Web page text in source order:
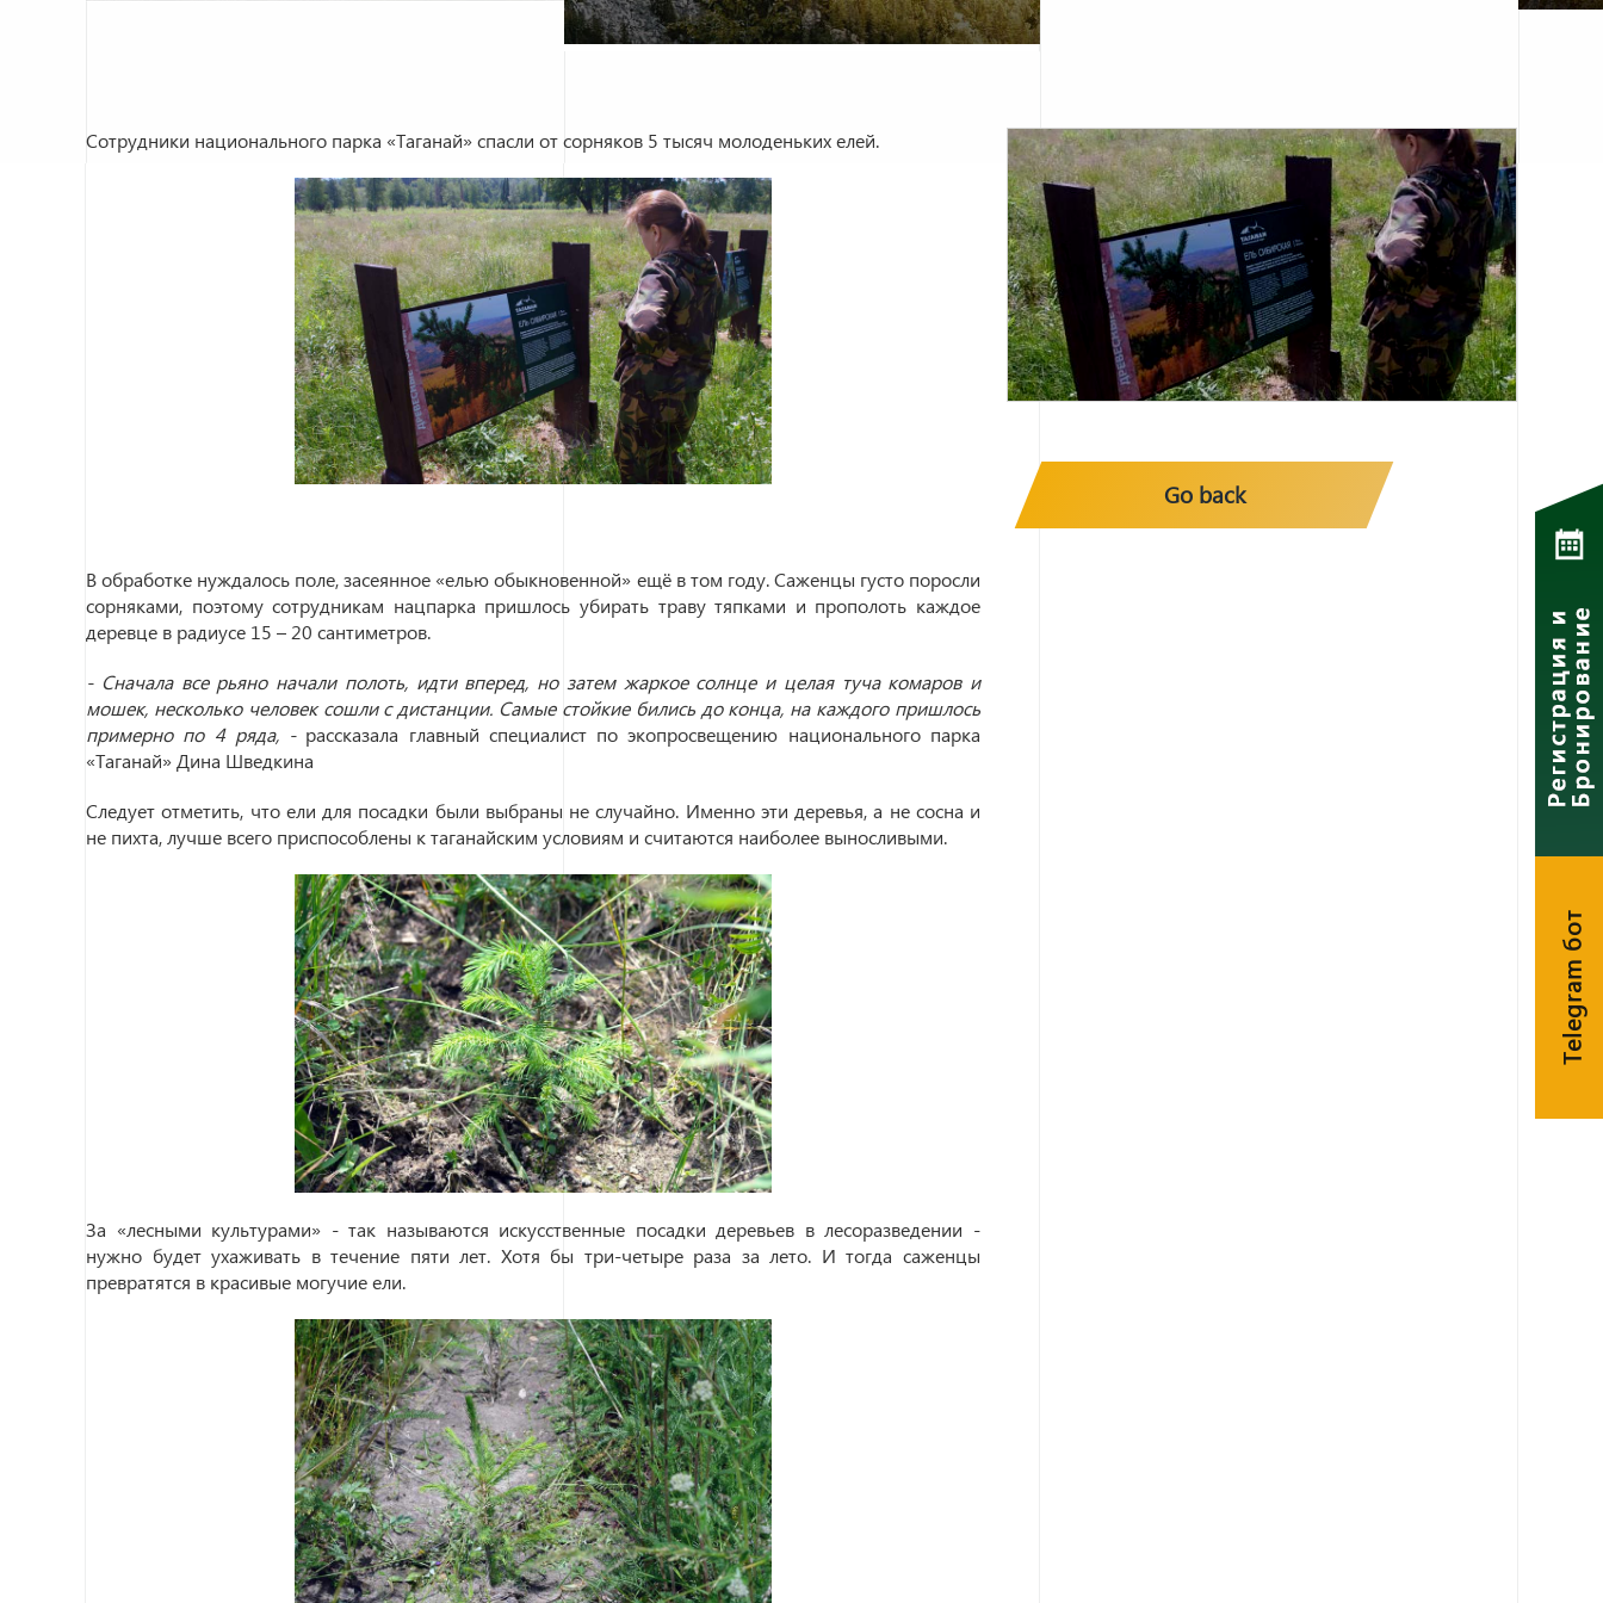
Сотрудники национального парка «Таганай» спасли от сорняков 5 тысяч молоденьких елей.
В обработке нуждалось поле, засеянное «елью обыкновенной» ещё в том году. Саженцы густо поросли
сорняками, поэтому сотрудникам нацпарка пришлось убирать траву тяпками и прополоть каждое
деревце в радиусе 15 – 20 сантиметров.
- Сначала все рьяно начали полоть, идти вперед, но затем жаркое солнце и целая туча комаров и
мошек, несколько человек сошли с дистанции. Самые стойкие бились до конца, на каждого пришлось
примерно по 4 ряда, -рассказала главный специалист по экопросвещению национального парка
«Таганай» Дина Шведкина
Следует отметить, что ели для посадки были выбраны не случайно. Именно эти деревья, а не сосна и
не пихта, лучше всего приспособлены к таганайским условиям и считаются наиболее выносливыми.
За «лесными культурами» - так называются искусственные посадки деревьев в лесоразведении -
нужно будет ухаживать в течение пяти лет. Хотя бы три-четыре раза за лето. И тогда саженцы
превратятся в красивые могучие ели.
Go back
Telegram бот